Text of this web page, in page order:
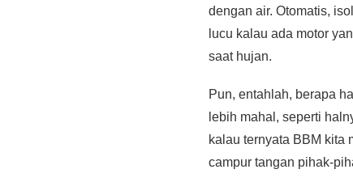
dengan air. Otomatis,
lucu kalau ada motor
saat hujan.
Pun, entahlah, berapa
lebih mahal, seperti
kalau ternyata BBM kita
campur tangan pihak-